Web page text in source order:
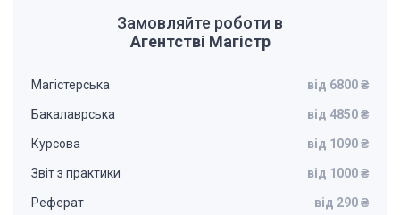
Замовляйте роботи в
Агентстві Магістр
Магістерська від 6800 ₴
Бакалаврська від 4850 ₴
Курсова від 1090 ₴
Звіт з практики від 1000 ₴
Реферат від 290 ₴